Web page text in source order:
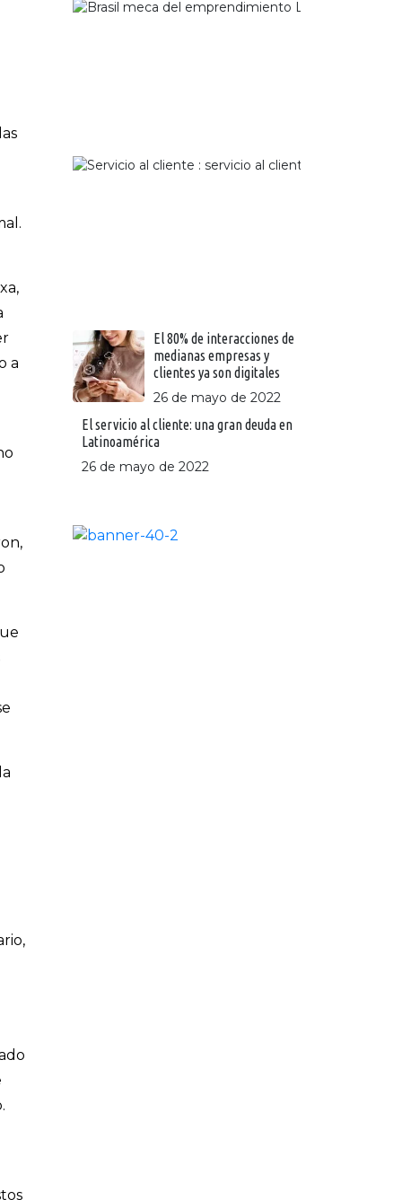
a
El 80% de interacciones de
medianas empresas y
clientes ya son digitales
26 de mayo de 2022
El servicio al cliente: una gran deuda en
Latinoamérica
26 de mayo de 2022